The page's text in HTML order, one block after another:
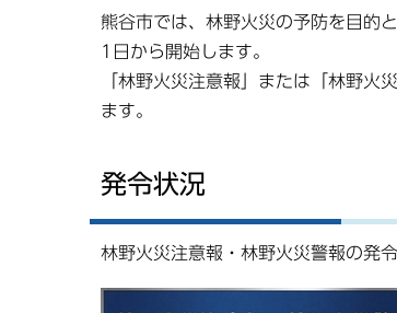
熊谷市では、林野火災の予防を目的
1日から開始します。
「林野火災注意報」または「林野火
ます。
発令状況
林野火災注意報・林野火災警報の発